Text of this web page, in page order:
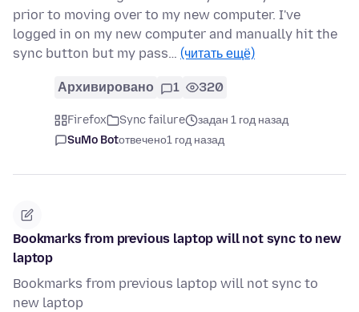
prior to moving over to my new computer. I've
logged in on my new computer and manually hit the
sync button but my pass… (читать ещё)
Архивировано 1 320
Firefox Sync failure
задан 1 год назад
SuMo Botотвечено1 год назад
Bookmarks from previous laptop will not sync to new
laptop
Bookmarks from previous laptop will not sync to
new laptop